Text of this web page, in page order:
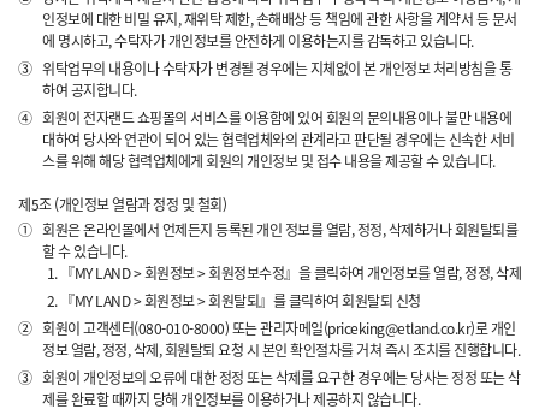
인정보에 대한 비밀 유지, 재위탁 제한, 손해배상 등 책임에 관한 사항을 계약서 등 문서
에 명시하고, 수탁자가 개인정보를 안전하게 이용하는지를 감독하고 있습니다.
③ 위탁업무의 내용이나 수탁자가 변경될 경우에는 지체없이 본 개인정보 처리방침을 통
하여 공지합니다.
④ 회원이 전자랜드 쇼핑몰의 서비스를 이용함에 있어 회원의 문의내용이나 불만 내용에
대하여 당사와 연관이 되어 있는 협력업체와의 관계라고 판단될 경우에는 신속한 서비
스를 위해 해당 협력업체에게 회원의 개인정보 및 접수 내용을 제공할 수 있습니다.
제5조 (개인정보 열람과 정정 및 철회)
① 회원은 온라인몰에서 언제든지 등록된 개인 정보를 열람, 정정, 삭제하거나 회원탈퇴를
할 수 있습니다.
『MY LAND > 회원정보 > 회원정보수정』을 클릭하여 개인정보를 열람, 정정, 삭제
『MY LAND > 회원정보 > 회원탈퇴』를 클릭하여 회원탈퇴 신청
② 회원이 고객센터(080-010-8000) 또는 관리자메일(priceking@etland.co.kr)로 개인
정보 열람, 정정, 삭제, 회원탈퇴 요청 시 본인 확인절차를 거쳐 즉시 조치를 진행합니다.
③ 회원이 개인정보의 오류에 대한 정정 또는 삭제를 요구한 경우에는 당사는 정정 또는 삭
제를 완료할 때까지 당해 개인정보를 이용하거나 제공하지 않습니다.